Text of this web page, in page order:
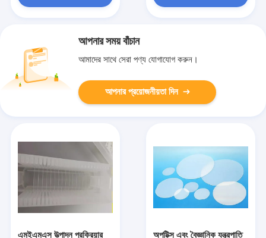
আপনার সময় বাঁচান
আমাদের সাথে সেরা পণ্য যোগাযোগ করুন।
আপনার প্রয়োজনীয়তা দিন
এমইএমএস উত্পাদন প্রক্রিয়ার
অপটিক্স এবং বৈজ্ঞানিক যন্ত্রপাতি